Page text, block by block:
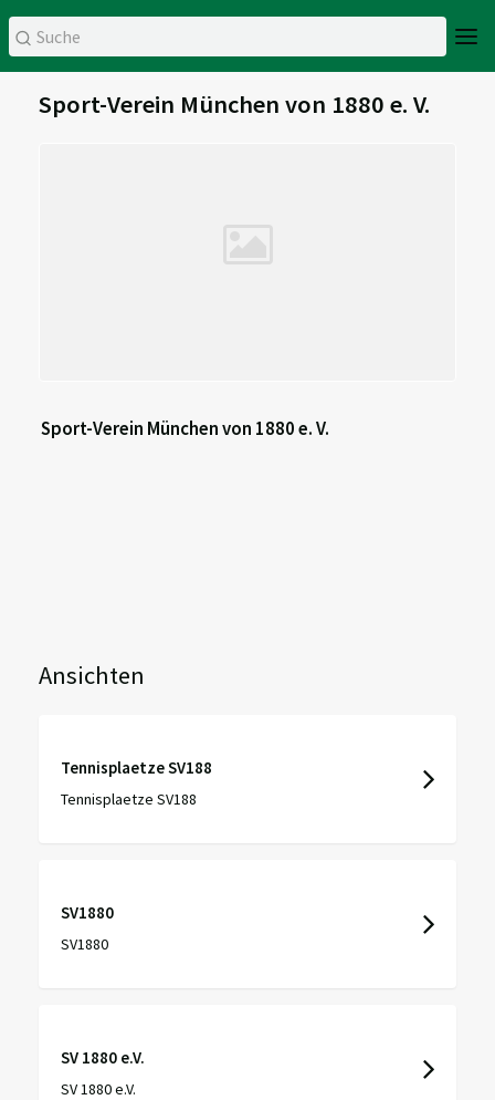
Sport-Verein München von 1880 e. V.
Sport-Verein München von 1880 e. V.
Ansichten
Tennisplaetze SV188
Tennisplaetze SV188
SV1880
SV1880
SV 1880 e.V.
SV 1880 e.V.